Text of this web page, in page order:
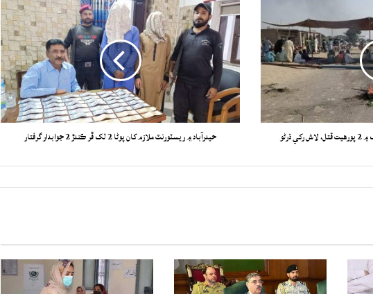
حيدرآباد ۾ ريسٽورنٽ ملازم کان پوڻا 2 لک ڦر ڪندڙ 2 جوابدار گرفتار